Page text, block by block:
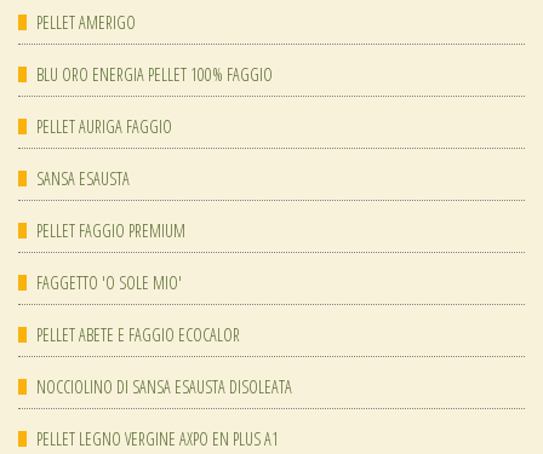
PELLET AMERIGO
BLU ORO ENERGIA PELLET 100% FAGGIO
PELLET AURIGA FAGGIO
SANSA ESAUSTA
PELLET FAGGIO PREMIUM
FAGGETTO 'O SOLE MIO'
PELLET ABETE E FAGGIO ECOCALOR
NOCCIOLINO DI SANSA ESAUSTA DISOLEATA
PELLET LEGNO VERGINE AXPO EN PLUS A1